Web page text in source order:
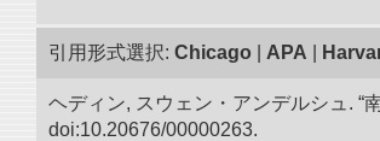
引用形式選択: Chicago APA
ヘディン, スウェン・アンデルシュ. “
doi:10.20676/00000263.